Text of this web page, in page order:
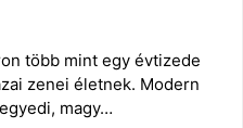
több mint egy évtizede
zenei életnek. Modern
magy…